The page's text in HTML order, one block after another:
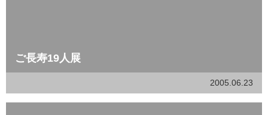
ご長寿19人展
2005.06.23